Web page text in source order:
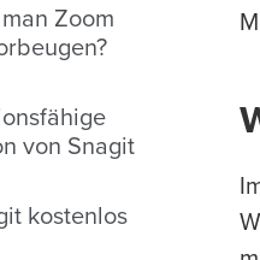
Zoom
von Snagit
kostenlos